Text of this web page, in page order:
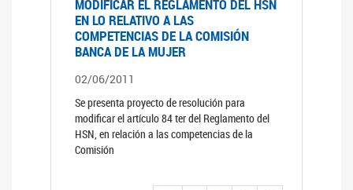
MODIFICAR EL REGLAMENTO DEL HSN
EN LO RELATIVO A LAS
COMPETENCIAS DE LA COMISIÓN
BANCA DE LA MUJER
02/06/2011
Se presenta proyecto de resolución para
modificar el artículo 84 ter del Reglamento del
HSN, en relación a las competencias de la
Comisión